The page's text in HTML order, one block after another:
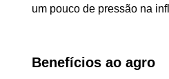
um pouco de pressão na
Benefícios ao agro